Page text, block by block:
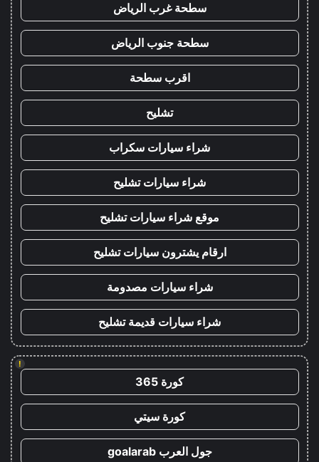
سطحة غرب الرياض
سطحة جنوب الرياض
اقرب سطحة
تشليح
شراء سيارات سكراب
شراء سيارات تشليح
موقع شراء سيارات تشليح
ارقام يشترون سيارات تشليح
شراء سيارات مصدومة
شراء سيارات قديمة تشليح
!
كورة 365
كورة سيتي
جول العرب goalarab